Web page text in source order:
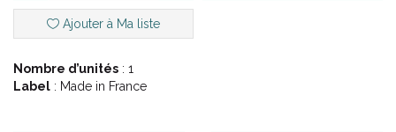
Hygiène nasale pour enfants de 4 à 12 ans.
Description :
Ajouter à Ma liste
Nombre d’unités : 1
Label : Made in France